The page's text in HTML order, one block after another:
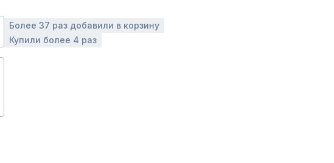
Более 37 раз добавили в корзину
Купили более 4 раз